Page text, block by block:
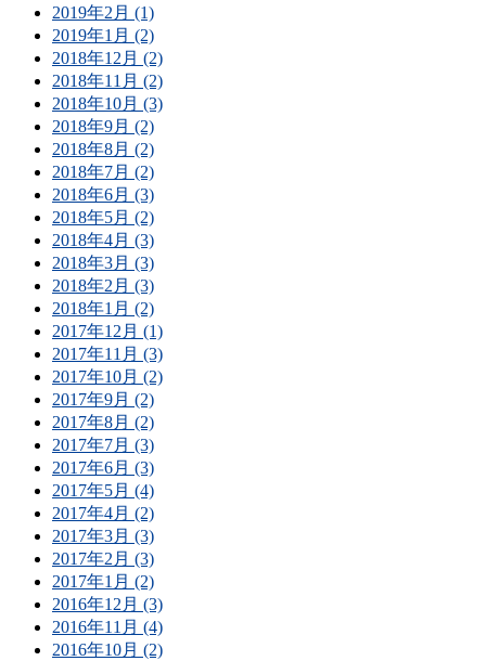
2019年2月 (1)
2019年1月 (2)
2018年12月 (2)
2018年11月 (2)
2018年10月 (3)
2018年9月 (2)
2018年8月 (2)
2018年7月 (2)
2018年6月 (3)
2018年5月 (2)
2018年4月 (3)
2018年3月 (3)
2018年2月 (3)
2018年1月 (2)
2017年12月 (1)
2017年11月 (3)
2017年10月 (2)
2017年9月 (2)
2017年8月 (2)
2017年7月 (3)
2017年6月 (3)
2017年5月 (4)
2017年4月 (2)
2017年3月 (3)
2017年2月 (3)
2017年1月 (2)
2016年12月 (3)
2016年11月 (4)
2016年10月 (2)